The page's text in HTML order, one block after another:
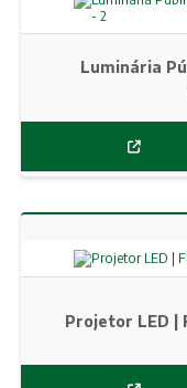
Luminária
Projetor LED |